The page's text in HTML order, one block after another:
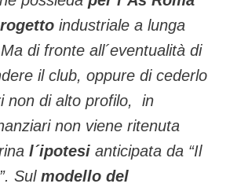
industriale a lunga
di fronte all´eventualità di
il club, oppure di cederlo
non di alto profilo, in
non viene ritenuta
l´ipotesi anticipata da “Il
Sulmodello del